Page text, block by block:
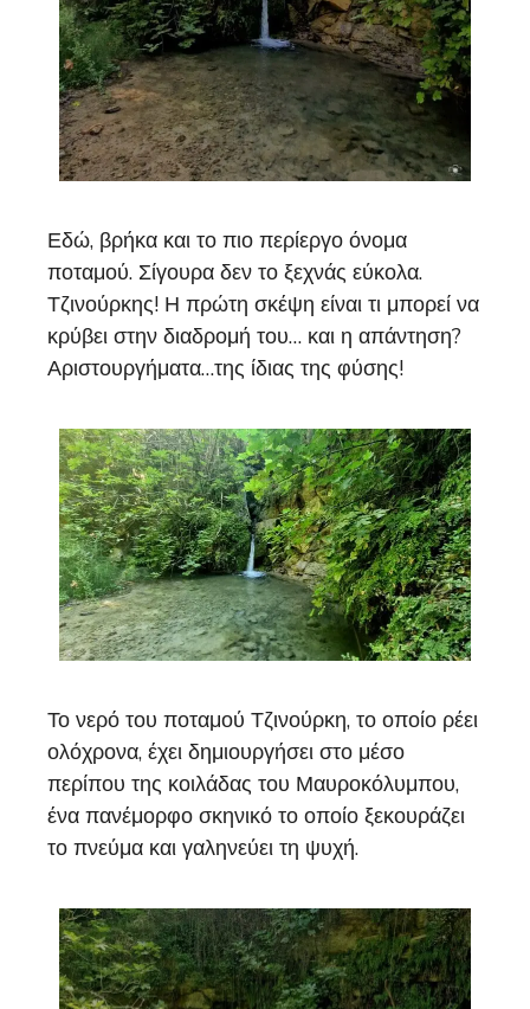
Εδώ, βρήκα και το πιο περίεργο όνομα
ποταμού. Σίγουρα δεν το ξεχνάς εύκολα.
Τζινούρκης! Η πρώτη σκέψη είναι τι μπορεί να
κρύβει στην διαδρομή του… και η απάντηση?
Αριστουργήματα…της ίδιας της φύσης!
Το νερό του ποταμού Τζινούρκη, το οποίο ρέει
ολόχρονα, έχει δημιουργήσει στο μέσο
περίπου της κοιλάδας του Μαυροκόλυμπου,
ένα πανέμορφο σκηνικό το οποίο ξεκουράζει
το πνεύμα και γαληνεύει τη ψυχή.